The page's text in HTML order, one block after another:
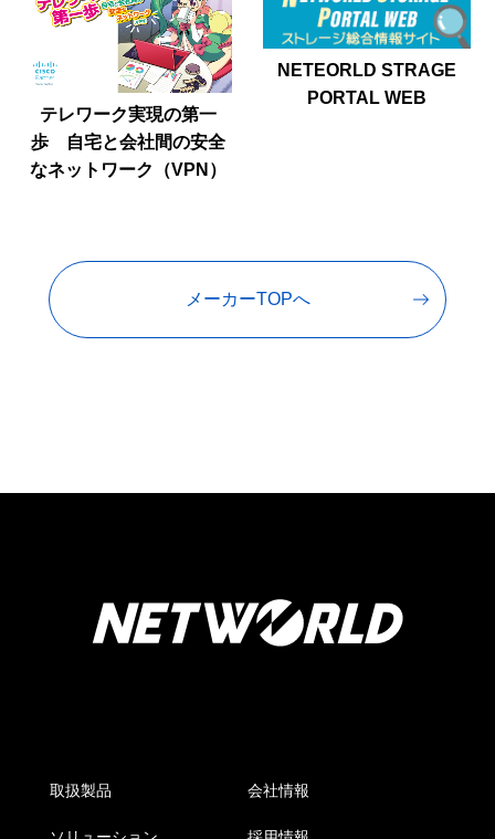
テレワーク実現の第一
歩 自宅と会社間の安全
なネットワーク（VPN）
NETEORLD STRAGE
PORTAL WEB
メーカーTOPへ
取扱製品 会社情報